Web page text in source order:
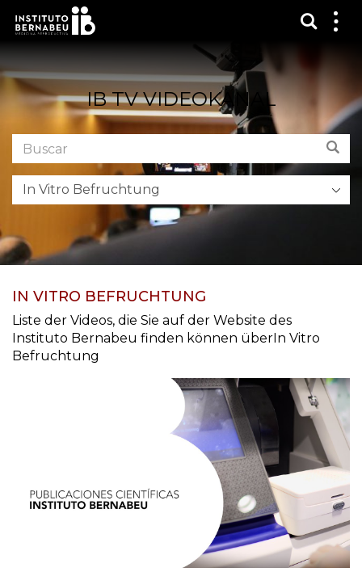
IB TV VIDEOKANAL
Buscar
en
el
foro:
IN VITRO BEFRUCHTUNG
Liste der Videos, die Sie auf der Website des
Instituto Bernabeu finden können überIn Vitro
Befruchtung